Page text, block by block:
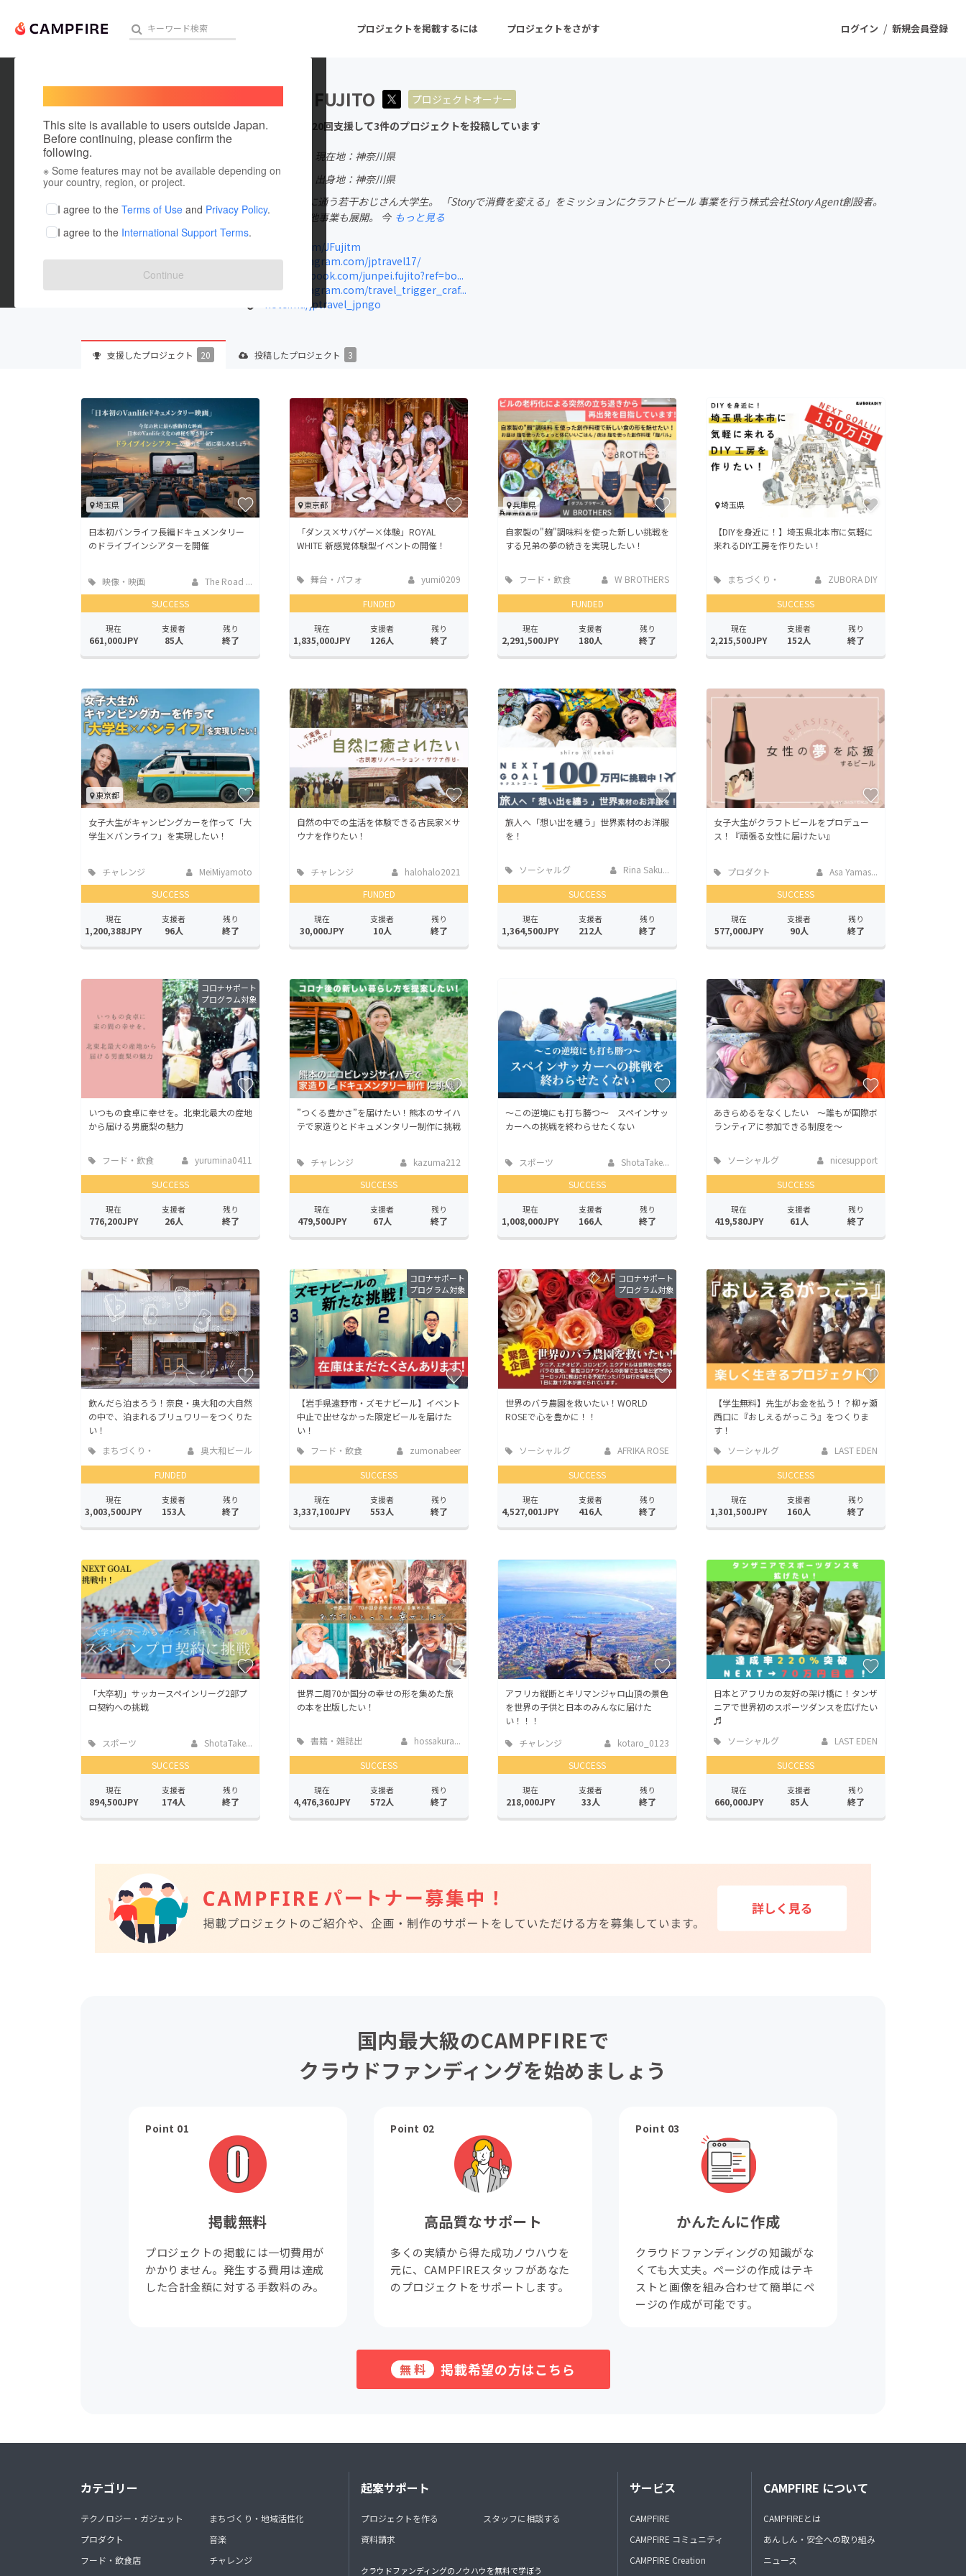
ログイン / 新規会員登録
プロジェクトを掲載するには プロジェクトをさがす
人気のプロジェクト 注目のリターン 注目の新着プロジェクト 募集終了が近いプロジェクト
アート・写真 音楽
テクノロジー・ガジェット
ゲーム・サービス開発 フード・飲食店
ファッション
映像・映画
ビジネス・起業
チャレンジ
まちづくり・地域活性化
CAMPFIREふるさと納税
This site is available to users outside Japan.
Before continuing, please confirm the
following.
※ Some features may not be available depending on
your country, region, or project.
I agree to the Terms of Use and Privacy Policy.
I agree to the International Support Terms.
Continue
JUNPEI FUJITO
プロジェクトオーナー
これまでに20回支援して3件のプロジェクトを投稿しています
現在地：神奈川県
出身国：日本
出身地：神奈川県
横浜市の大学に通う若干おじさん大学生。 「Storyで消費を変える」をミッションにクラフトビール 事業を行う株式会社Story Agent創設者。
その他NPOや他事業も展開。 今 もっと見る
twitter.com/JFujitm
www.instagram.com/jptravel17/
www.facebook.com/junpei.fujito?ref=bo...
www.instagram.com/travel_trigger_craf...
note.mu/jptravel_jpngo
支援したプロジェクト 20 投稿したプロジェクト 3
埼玉県
日本初バンライフ長編ドキュメンタリー
のドライブインシアターを開催
映像・映画
The Road ...
SUCCESS
現在
661,000JPY
支援者
85人
残り
終了
東京都
「ダンス︎×サバゲー×体験」ROYAL
WHITE 新感覚体験型イベントの開催！
舞台・パフォ
ーマンス
yumi0209
FUNDED
現在
1,835,000JPY
支援者
126人
残り
終了
兵庫県
自家製の"麹"調味料を使った新しい挑戦を
する兄弟の夢の続きを実現したい！
フード・飲食
店
W BROTHERS
FUNDED
現在
2,291,500JPY
支援者
180人
残り
終了
埼玉県
【DIYを身近に！】埼玉県北本市に気軽に
来れるDIY工房を作りたい！
まちづくり・
地域活性化
ZUBORA DIY
SUCCESS
現在
2,215,500JPY
支援者
152人
残り
終了
東京都
女子大生がキャンピングカーを作って「大
学生×バンライフ」を実現したい！
チャレンジ
MeiMiyamoto
SUCCESS
現在
1,200,388JPY
支援者
96人
残り
終了
自然の中での生活を体験できる古民家×サ
ウナを作りたい！
チャレンジ
halohalo2021
FUNDED
現在
30,000JPY
支援者
10人
残り
終了
旅人へ「想い出を纏う」世界素材のお洋服
を！
ソーシャルグ
ッド
Rina Saku...
SUCCESS
現在
1,364,500JPY
支援者
212人
残り
終了
女子大生がクラフトビールをプロデュー
ス！『頑張る女性に届けたい』
プロダクト
Asa Yamas...
SUCCESS
現在
577,000JPY
支援者
90人
残り
終了
コロナサポート
プログラム対象
いつもの食卓に幸せを。北東北最大の産地
から届ける男鹿梨の魅力
フード・飲食
店
yurumina0411
SUCCESS
現在
776,200JPY
支援者
26人
残り
終了
”つくる豊かさ”を届けたい！熊本のサイハ
テで家造りとドキュメンタリー制作に挑戦
チャレンジ
kazuma212
SUCCESS
現在
479,500JPY
支援者
67人
残り
終了
〜この逆境にも打ち勝つ〜 スペインサッ
カーへの挑戦を終わらせたくない
スポーツ
ShotaTake...
SUCCESS
現在
1,008,000JPY
支援者
166人
残り
終了
あきらめるをなくしたい ～誰もが国際ボ
ランティアに参加できる制度を～
ソーシャルグ
ッド
nicesupport
SUCCESS
現在
419,580JPY
支援者
61人
残り
終了
飲んだら泊まろう！奈良・奥大和の大自然
の中で、泊まれるブリュワリーをつくりた
い！
まちづくり・
地域活性化
奥大和ビール
FUNDED
現在
3,003,500JPY
支援者
153人
残り
終了
コロナサポート
プログラム対象
【岩手県遠野市・ズモナビール】イベント
中止で出せなかった限定ビールを届けた
い！
フード・飲食
店
zumonabeer
SUCCESS
現在
3,337,100JPY
支援者
553人
残り
終了
コロナサポート
プログラム対象
世界のバラ農園を救いたい！WORLD
ROSEで心を豊かに！！
ソーシャルグ
ッド
AFRIKA ROSE
SUCCESS
現在
4,527,001JPY
支援者
416人
残り
終了
【学生無料】先生がお金を払う！？柳ヶ瀬
西口に『おしえるがっこう』をつくりま
す！
ソーシャルグ
ッド
LAST EDEN
SUCCESS
現在
1,301,500JPY
支援者
160人
残り
終了
「大卒初」サッカースペインリーグ2部プ
ロ契約への挑戦
スポーツ
ShotaTake...
SUCCESS
現在
894,500JPY
支援者
174人
残り
終了
世界二周70か国分の幸せの形を集めた旅
の本を出版したい！
書籍・雑誌出
版
hossakura...
SUCCESS
現在
4,476,360JPY
支援者
572人
残り
終了
アフリカ縦断とキリマンジャロ山頂の景色
を世界の子供と日本のみんなに届けた
い！！！
チャレンジ
kotaro_0123
SUCCESS
現在
218,000JPY
支援者
33人
残り
終了
日本とアフリカの友好の架け橋に！タンザ
ニアで世界初のスポーツダンスを広げたい
♬
ソーシャルグ
ッド
LAST EDEN
SUCCESS
現在
660,000JPY
支援者
85人
残り
終了
国内最大級のCAMPFIREで
クラウドファンディングを始めましょう
Point 01
掲載無料
プロジェクトの掲載には一切費用が
かかりません。発生する費用は達成
した合計金額に対する手数料のみ。
Point 02
高品質なサポート
多くの実績から得た成功ノウハウを
元に、CAMPFIREスタッフがあなた
のプロジェクトをサポートします。
Point 03
かんたんに作成
クラウドファンディングの知識がな
くても大丈夫。ページの作成はテキ
ストと画像を組み合わせて簡単にペ
ージの作成が可能です。
無料 掲載希望の方はこちら
カテゴリー
テクノロジー・ガジェット
プロダクト
フード・飲食店
まちづくり・地域活性化
音楽
チャレンジ
起案サポート
プロジェクトを作る
資料請求
スタッフに相談する
クラウドファンディングのノウハウを無料で学ぼう
サービス
CAMPFIRE
CAMPFIRE コミュニティ
CAMPFIRE Creation
CAMPFIRE について
CAMPFIREとは
あんしん・安全への取り組み
ニュース